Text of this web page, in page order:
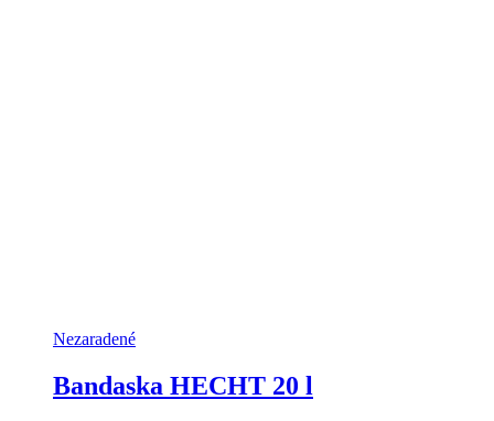
Nezaradené
Bandaska HECHT 20 l